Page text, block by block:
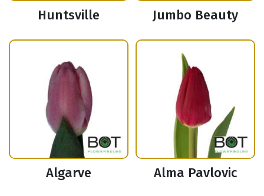
Huntsville Jumbo Beauty
Algarve Alma Pavlovic